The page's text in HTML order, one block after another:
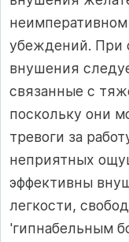
убеждений. При
внушения
связанные с
поскольку они
тревоги за
неприятных
эффективны
легкости,
'гипнабельным